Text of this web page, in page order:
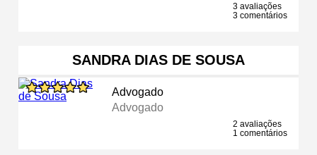
3 avaliações
3 comentários
SANDRA DIAS DE SOUSA
Advogado
Advogado
2 avaliações
1 comentários